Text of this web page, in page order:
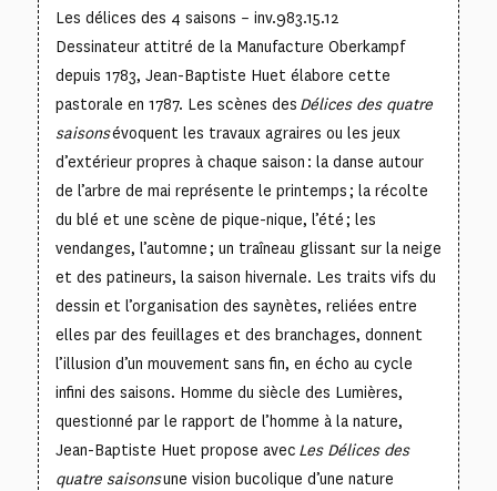
Les délices des 4 saisons – inv.983.15.12
Dessinateur attitré de la Manufacture Oberkampf
depuis 1783, Jean-Baptiste Huet élabore cette
pastorale en 1787. Les scènes des Délices des quatre
saisonsévoquent les travaux agraires ou les jeux
d’extérieur propres à chaque saison : la danse autour
de l’arbre de mai représente le printemps ; la récolte
du blé et une scène de pique-nique, l’été ; les
vendanges, l’automne ; un traîneau glissant sur la neige
et des patineurs, la saison hivernale. Les traits vifs du
dessin et l’organisation des saynètes, reliées entre
elles par des feuillages et des branchages, donnent
l’illusion d’un mouvement sans fin, en écho au cycle
infini des saisons. Homme du siècle des Lumières,
questionné par le rapport de l’homme à la nature,
Jean-Baptiste Huet propose avec Les Délices des
quatre saisonsune vision bucolique d’une nature